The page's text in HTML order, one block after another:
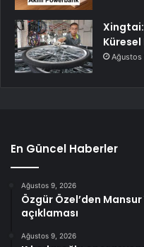
Küresel
Ağustos
En Güncel Haberler
Ağustos 9, 2026
Özgür Özel’den
açıklaması
Ağustos 9, 2026